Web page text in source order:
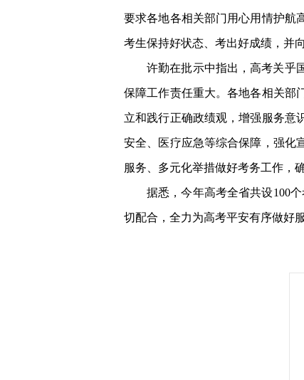
要求各地各相关部门用心用情护航
考生保持好状态、考出好成绩，并
许勤在批示中指出，高考关乎
保障工作责任重大。各地各相关部
立和践行正确政绩观，增强服务意
安全、医疗应急等综合保障，强化
服务、多元化举措做好考务工作，
据悉，今年高考全省共设100
切配合，全力为高考平安有序做好